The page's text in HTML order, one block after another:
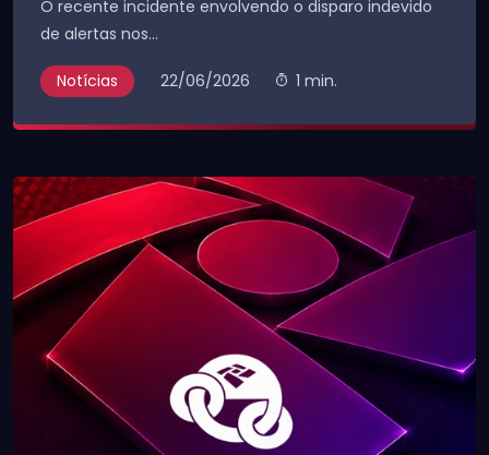
O recente incidente envolvendo o disparo indevido
de alertas nos...
Notícias 22/06/2026 1 min.